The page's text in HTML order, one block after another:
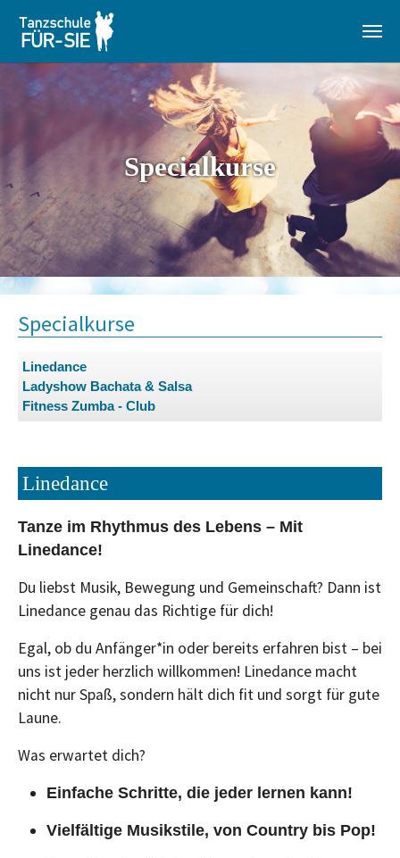
Zum Hauptinhalt springen
Specialkurse
Specialkurse
Linedance
Ladyshow Bachata & Salsa
Fitness Zumba - Club
Linedance
Tanze im Rhythmus des Lebens – Mit
Linedance!
Du liebst Musik, Bewegung und Gemeinschaft? Dann ist
Linedance genau das Richtige für dich!
Egal, ob du Anfänger*in oder bereits erfahren bist – bei
uns ist jeder herzlich willkommen! Linedance macht
nicht nur Spaß, sondern hält dich fit und sorgt für gute
Laune.
Was erwartet dich?
Einfache Schritte, die jeder lernen kann!
Vielfältige Musikstile, von Country bis Pop!